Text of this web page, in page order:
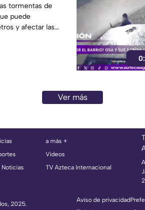
tormentas de
puede
y afectar las
Ver más
Noticias
a más +
Videos
TV Azteca Internacional
2025.
Aviso de privacidad